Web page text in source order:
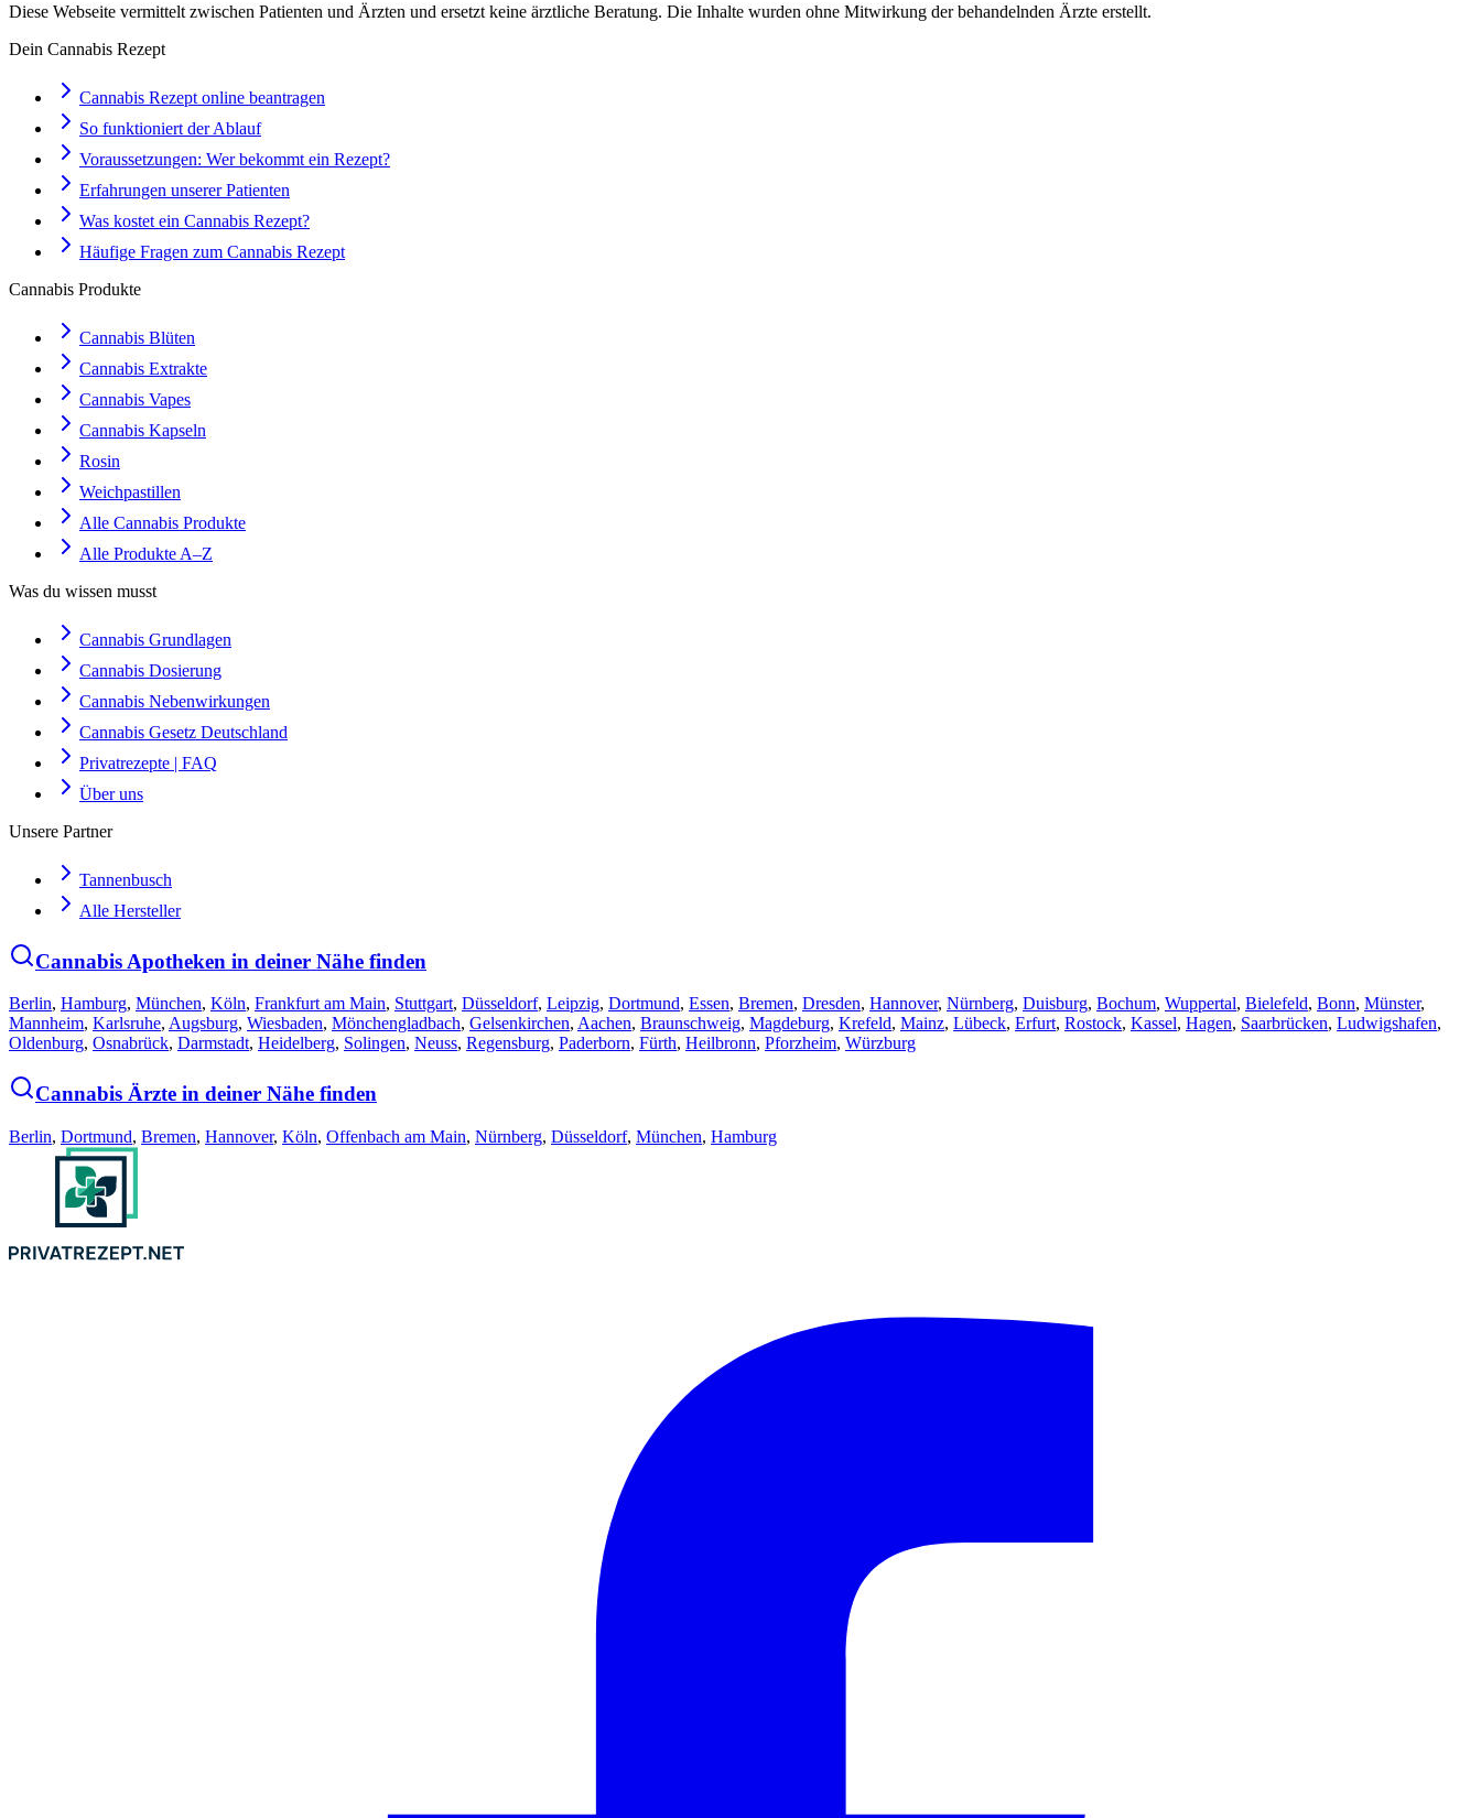
Diese Webseite vermittelt zwischen Patienten und Ärzten und ersetzt keine ärztliche Beratung. Die Inhalte wurden ohne Mitwirkung der behandelnden Ärzte erstellt.
Dein Cannabis Rezept
Cannabis Rezept online beantragen
So funktioniert der Ablauf
Voraussetzungen: Wer bekommt ein Rezept?
Erfahrungen unserer Patienten
Was kostet ein Cannabis Rezept?
Häufige Fragen zum Cannabis Rezept
Cannabis Produkte
Cannabis Blüten
Cannabis Extrakte
Cannabis Vapes
Cannabis Kapseln
Rosin
Weichpastillen
Alle Cannabis Produkte
Alle Produkte A–Z
Was du wissen musst
Cannabis Grundlagen
Cannabis Dosierung
Cannabis Nebenwirkungen
Cannabis Gesetz Deutschland
Privatrezepte | FAQ
Über uns
Unsere Partner
Tannenbusch
Alle Hersteller
Cannabis Apotheken in deiner Nähe finden
Berlin, Hamburg, München, Köln, Frankfurt am Main, Stuttgart, Düsseldorf, Leipzig, Dortmund, Essen, Bremen, Dresden, Hannover, Nürnberg, Duisburg, Bochum, Wuppertal, Bielefeld, Bonn, Münster,
Mannheim, Karlsruhe, Augsburg, Wiesbaden, Mönchengladbach, Gelsenkirchen, Aachen, Braunschweig, Magdeburg, Krefeld, Mainz, Lübeck, Erfurt, Rostock, Kassel, Hagen, Saarbrücken, Ludwigshafen,
Oldenburg, Osnabrück, Darmstadt, Heidelberg, Solingen, Neuss, Regensburg, Paderborn, Fürth, Heilbronn, Pforzheim, Würzburg
Cannabis Ärzte in deiner Nähe finden
Berlin, Dortmund, Bremen, Hannover, Köln, Offenbach am Main, Nürnberg, Düsseldorf, München, Hamburg